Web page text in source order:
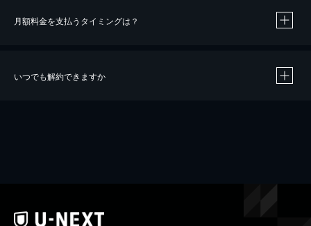
※40％ポイント還元の対象は、クレジットカード決済による作品の購入 / レンタルです。
月額料金を支払うタイミングは？
いつでも解約できますか